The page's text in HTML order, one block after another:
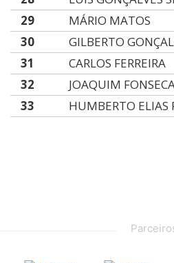
29
MÁRIO MATOS
30
GILBERTO
31
CARLOS FERREIRA
32
JOAQUIM
33
HUMBERTO ELIAS